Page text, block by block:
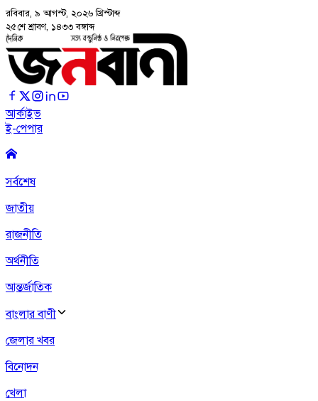
রবিবার, ৯ আগস্ট, ২০২৬ খ্রিস্টাব্দ
২৫শে শ্রাবণ, ১৪৩৩ বঙ্গাব্দ
আর্কাইভ
ই-পেপার
সর্বশেষ
জাতীয়
রাজনীতি
অর্থনীতি
আন্তর্জাতিক
বাংলার বাণী
জেলার খবর
বিনোদন
খেলা